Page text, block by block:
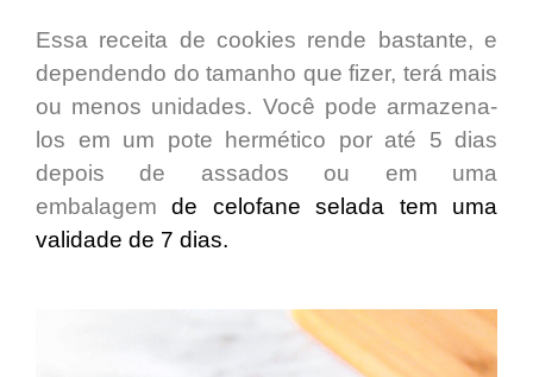
Essa receita de cookies rende bastante, e
dependendo do tamanho que fizer, terá mais
ou menos unidades. Você pode armazena-
los em um pote hermético por até 5 dias
depois de assados ou em uma
embalagemde celofane selada tem uma
validade de 7 dias.